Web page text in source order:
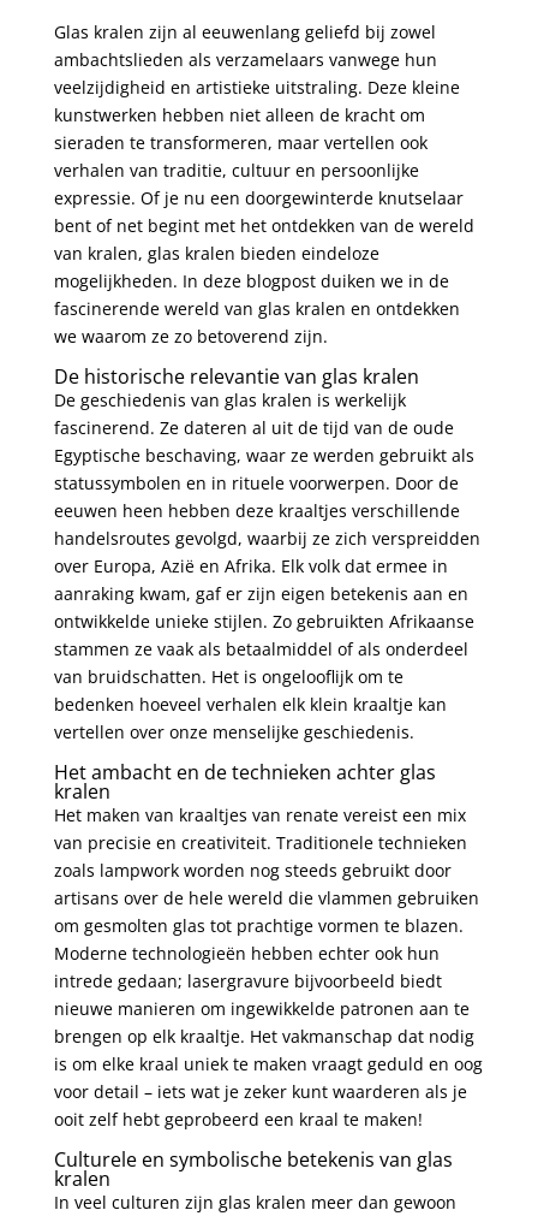
Glas kralen zijn al eeuwenlang geliefd bij zowel
ambachtslieden als verzamelaars vanwege hun
veelzijdigheid en artistieke uitstraling. Deze kleine
kunstwerken hebben niet alleen de kracht om
sieraden te transformeren, maar vertellen ook
verhalen van traditie, cultuur en persoonlijke
expressie. Of je nu een doorgewinterde knutselaar
bent of net begint met het ontdekken van de wereld
van kralen, glas kralen bieden eindeloze
mogelijkheden. In deze blogpost duiken we in de
fascinerende wereld van glas kralen en ontdekken
we waarom ze zo betoverend zijn.
De historische relevantie van glas kralen
De geschiedenis van glas kralen is werkelijk
fascinerend. Ze dateren al uit de tijd van de oude
Egyptische beschaving, waar ze werden gebruikt als
statussymbolen en in rituele voorwerpen. Door de
eeuwen heen hebben deze kraaltjes verschillende
handelsroutes gevolgd, waarbij ze zich verspreidden
over Europa, Azië en Afrika. Elk volk dat ermee in
aanraking kwam, gaf er zijn eigen betekenis aan en
ontwikkelde unieke stijlen. Zo gebruikten Afrikaanse
stammen ze vaak als betaalmiddel of als onderdeel
van bruidschatten. Het is ongelooflijk om te
bedenken hoeveel verhalen elk klein kraaltje kan
vertellen over onze menselijke geschiedenis.
Het ambacht en de technieken achter glas
kralen
Het maken van kraaltjes van renatevereist een mix
van precisie en creativiteit. Traditionele technieken
zoals lampwork worden nog steeds gebruikt door
artisans over de hele wereld die vlammen gebruiken
om gesmolten glas tot prachtige vormen te blazen.
Moderne technologieën hebben echter ook hun
intrede gedaan; lasergravure bijvoorbeeld biedt
nieuwe manieren om ingewikkelde patronen aan te
brengen op elk kraaltje. Het vakmanschap dat nodig
is om elke kraal uniek te maken vraagt geduld en oog
voor detail – iets wat je zeker kunt waarderen als je
ooit zelf hebt geprobeerd een kraal te maken!
Culturele en symbolische betekenis van glas
kralen
In veel culturen zijn glas kralen meer dan gewoon